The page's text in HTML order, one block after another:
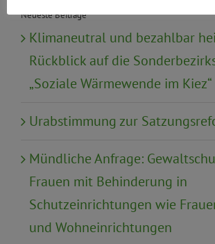
Neueste Beiträge
Klimaneutral und bezahlbar
Rückblick auf die
„Soziale Wärmewende im Kiez“
Urabstimmung zur
Mündliche Anfrage:
Frauen mit Behinderung in
Schutzeinrichtungen wie
und Wohneinrichtungen